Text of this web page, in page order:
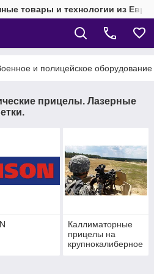
товары и технологии из
и полицейское
прицелы. Лазерные
Каллиматорные
прицелы на
крупнокалиберное